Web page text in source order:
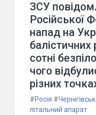
ЗСУ
Російської
напад на
сотні
чого
різних
#Росія #
літальний апарат